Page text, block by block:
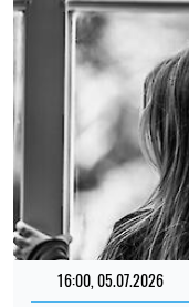
16:00, 05.07.2026